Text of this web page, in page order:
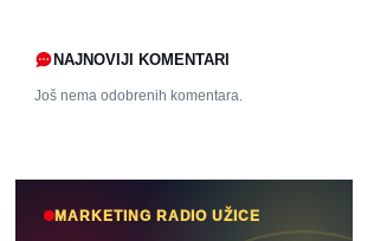
NAJNOVIJI KOMENTARI
Još nema odobrenih komentara.
MARKETING RADIO UŽICE